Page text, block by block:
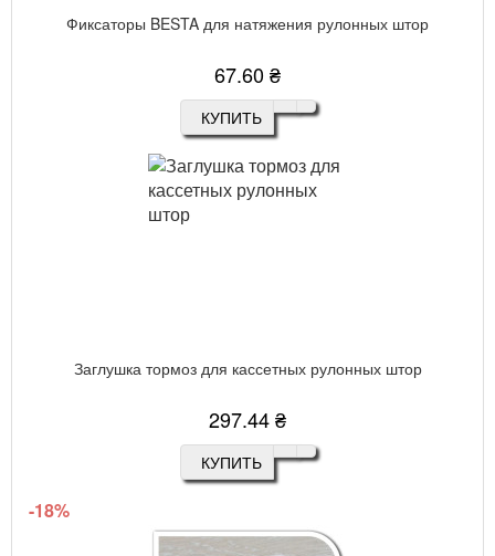
Фиксаторы BESTA для натяжения рулонных штор
67.60 ₴
КУПИТЬ
Заглушка тормоз для кассетных рулонных штор
297.44 ₴
КУПИТЬ
-18%